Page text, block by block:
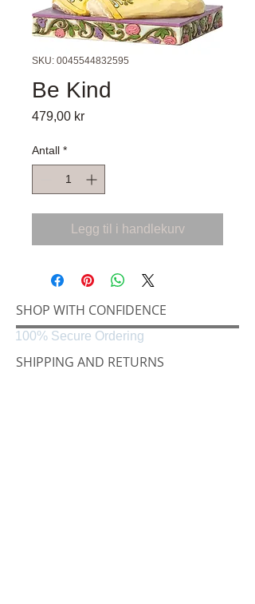
SKU: 0045544832595
Be Kind
479,00 krPris
Antall *
Legg til i handlekurv
SHOP WITH CONFIDENCE
SHIPPING AND RETURNS
100% Secure Ordering